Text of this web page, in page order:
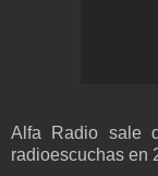
Alfa Radio sale
radioescuchas en